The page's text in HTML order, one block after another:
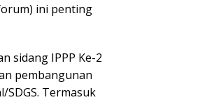
ini penting
sidang IPPP Ke-2
pembangunan
Termasuk